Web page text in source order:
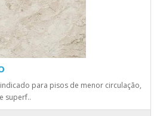
para pisos de menor circulação,
superf..